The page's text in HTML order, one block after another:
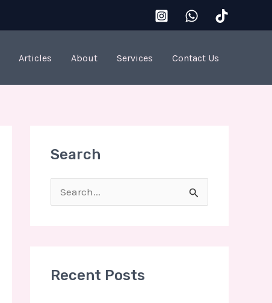
Articles About Services Contact Us
Search
c
Recent Posts